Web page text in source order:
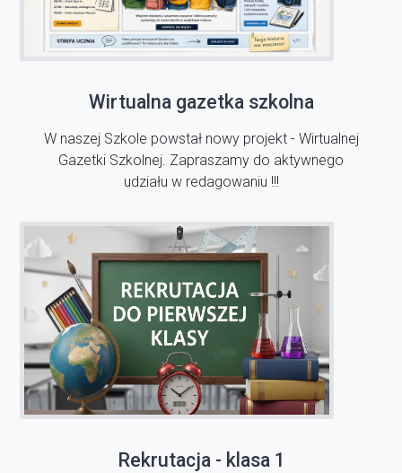
Wirtualna gazetka szkolna
W naszej Szkole powstał nowy projekt - Wirtualnej
Gazetki Szkolnej. Zapraszamy do aktywnego
udziału w redagowaniu !!!
Rekrutacja - klasa 1